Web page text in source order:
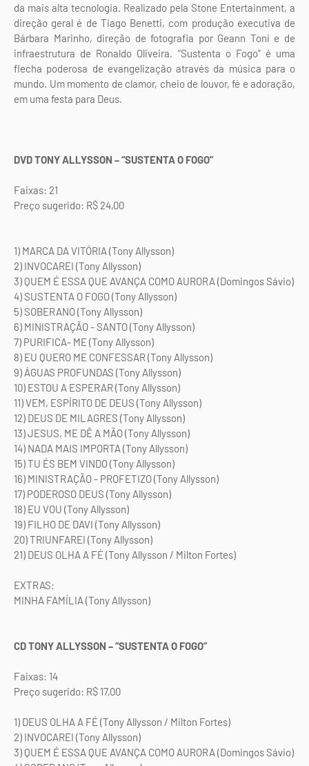
da mais alta tecnologia. Realizado pela Stone Entertainment, a
direção geral é de Tiago Benetti, com produção executiva de
Bárbara Marinho, direção de fotografia por Geann Toni e de
infraestrutura de Ronaldo Oliveira. “Sustenta o Fogo” é uma
flecha poderosa de evangelização através da música para o
mundo. Um momento de clamor, cheio de louvor, fé e adoração,
em uma festa para Deus.
DVD TONY ALLYSSON – “SUSTENTA O FOGO”
Faixas: 21
Preço sugerido: R$ 24,00
1) MARCA DA VITÓRIA (Tony Allysson)
2) INVOCAREI (Tony Allysson)
3) QUEM É ESSA QUE AVANÇA COMO AURORA (Domingos Sávio)
4) SUSTENTA O FOGO (Tony Allysson)
5) SOBERANO (Tony Allysson)
6) MINISTRAÇÃO - SANTO (Tony Allysson)
7) PURIFICA- ME (Tony Allysson)
8) EU QUERO ME CONFESSAR (Tony Allysson)
9) ÁGUAS PROFUNDAS (Tony Allysson)
10) ESTOU A ESPERAR (Tony Allysson)
11) VEM, ESPÍRITO DE DEUS (Tony Allysson)
12) DEUS DE MILAGRES (Tony Allysson)
13) JESUS, ME DÊ A MÃO (Tony Allysson)
14) NADA MAIS IMPORTA (Tony Allysson)
15) TU ÉS BEM VINDO (Tony Allysson)
16) MINISTRAÇÃO - PROFETIZO (Tony Allysson)
17) PODEROSO DEUS (Tony Allysson)
18) EU VOU (Tony Allysson)
19) FILHO DE DAVI (Tony Allysson)
20) TRIUNFAREI (Tony Allysson)
21) DEUS OLHA A FÉ (Tony Allysson / Milton Fortes)
EXTRAS:
MINHA FAMÍLIA (Tony Allysson)
CD TONY ALLYSSON – “SUSTENTA O FOGO”
Faixas: 14
Preço sugerido: R$ 17,00
1) DEUS OLHA A FÉ (Tony Allysson / Milton Fortes)
2) INVOCAREI (Tony Allysson)
3) QUEM É ESSA QUE AVANÇA COMO AURORA (Domingos Sávio)